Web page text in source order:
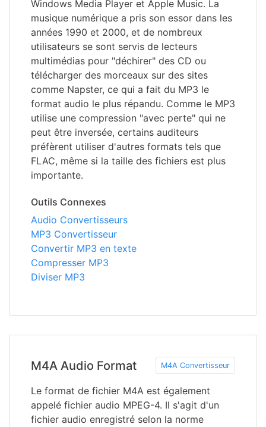
Windows Media Player et Apple Music. La
musique numérique a pris son essor dans les
années 1990 et 2000, et de nombreux
utilisateurs se sont servis de lecteurs
multimédias pour "déchirer" des CD ou
télécharger des morceaux sur des sites
comme Napster, ce qui a fait du MP3 le
format audio le plus répandu. Comme le MP3
utilise une compression "avec perte" qui ne
peut être inversée, certains auditeurs
préfèrent utiliser d'autres formats tels que
FLAC, même si la taille des fichiers est plus
importante.
Outils Connexes
Audio Convertisseurs
MP3 Convertisseur
Convertir MP3 en texte
Compresser MP3
Diviser MP3
M4A Audio Format M4A Convertisseur
Le format de fichier M4A est également
appelé fichier audio MPEG-4. Il s'agit d'un
fichier audio enregistré selon la norme